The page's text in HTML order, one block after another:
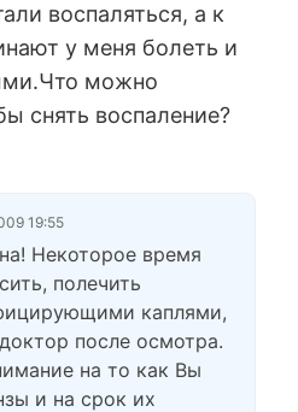
воспаляться, а к
у меня болеть и
можно
снять воспаление?
19:55
Некоторое время
полечить
каплями,
после осмотра.
на то как Вы
и на срок их